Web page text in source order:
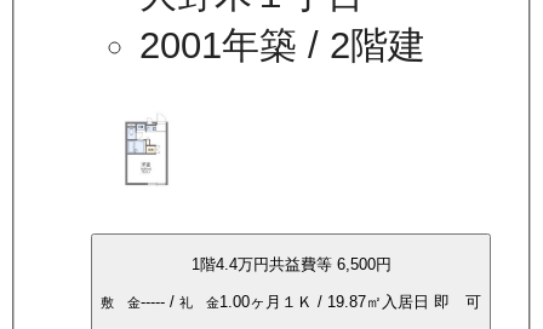
2001年築 / 2階建
1 階4.4万円共益費等 6,500円
敷 金----- /礼 金1.00ヶ月 １Ｋ / 19.87㎡ 入居日 即 可